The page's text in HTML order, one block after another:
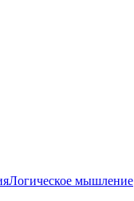
Логическое мышление